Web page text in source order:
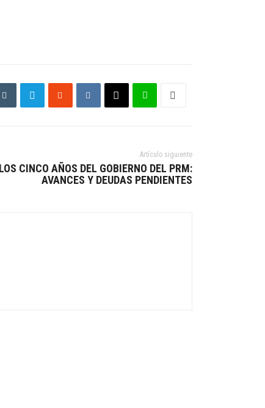
Artículo siguiente
LOS CINCO AÑOS DEL GOBIERNO DEL PRM:
AVANCES Y DEUDAS PENDIENTES